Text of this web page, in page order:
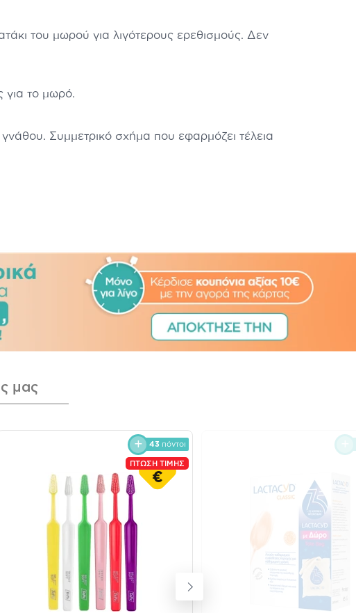
του μωρού για λιγότερους ερεθισμούς. Δεν
για το μωρό.
Συμμετρικό σχήμα που εφαρμόζει τέλεια
μας
43 πόντοι
ΠΤΩΣΗ ΤΙΜΗΣ
€